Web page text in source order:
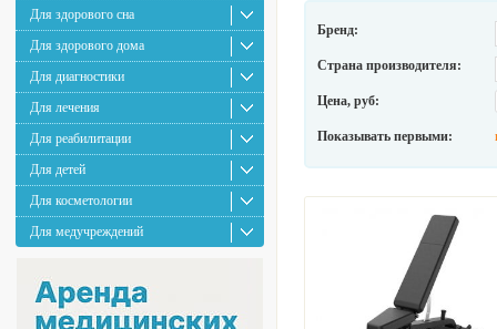
Для здорового сна
Для здорового дома
Для диагностики
Для лечения
Для реабилитации
Для детей
Для косметологии
Для медучреждений
Бренд:
Страна производителя:
Цена, руб:
Показывать первыми: